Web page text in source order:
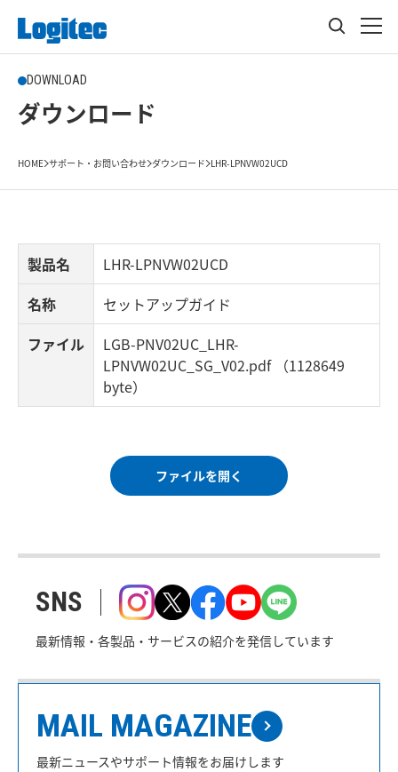
DOWNLOAD
ダウンロード
HOME サポート・お問い合わせ ダウンロード LHR-LPNVW02UCD
製品名
LHR-LPNVW02UCD
名称
セットアップガイド
ファイル
LGB-PNV02UC_LHR-
LPNVW02UC_SG_V02.pdf （1128649
byte）
ファイルを開く
SNS
最新情報・各製品・サービスの紹介を発信しています
MAIL MAGAZINE
最新ニュースやサポート情報をお届けします